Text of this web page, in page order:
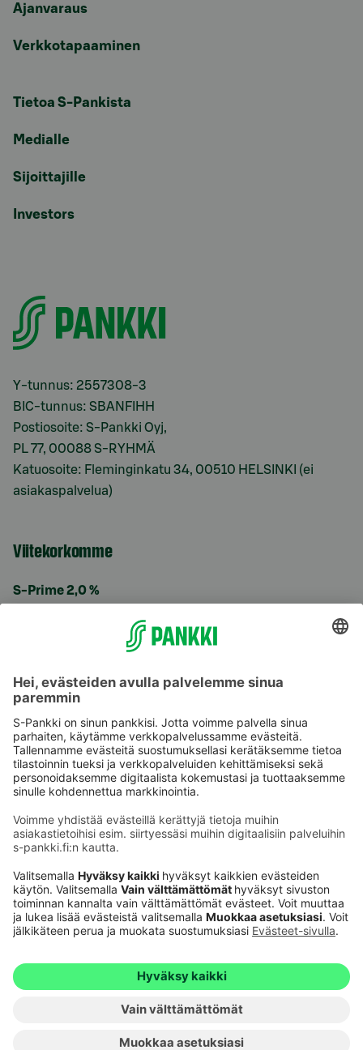
Ajanvaraus
Verkkotapaaminen
Tietoa S-Pankista
Medialle
Sijoittajille
Investors
Y-tunnus: 2557308-3
BIC-tunnus: SBANFIHH
Postiosoite: S-Pankki Oyj,
PL 77, 00088 S-RYHMÄ
Katuosoite: Fleminginkatu 34, 00510 HELSINKI (ei
asiakaspalvelua)
Viitekorkomme
S-Prime 2,0 %
Käyttöehdot
Saavutettavuusseloste
Evästeet
Verkkopalvelujen käytön edellytykset